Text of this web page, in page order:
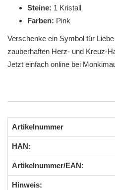
Steine: 1 Kristall
Farben: Pink
Verschenke ein Symbol für
zauberhaften Herz- und Kreuz-
Jetzt einfach online bei
Artikelnummer
HAN:
Artikelnummer/EAN:
Hinweis: